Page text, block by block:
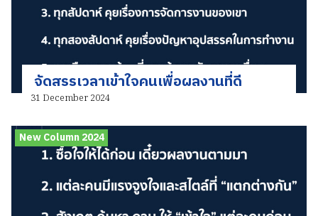
จัดสรรเวลาเข้าใจคนเพื่อผลงานที่ดี
31 December 2024
New Column 2024